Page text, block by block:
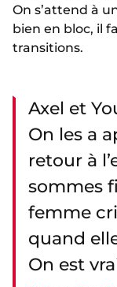
On s’attend à
bien en bloc, il
transitions.
Axel et
On les a
retour à
sommes
femme
quand
On est